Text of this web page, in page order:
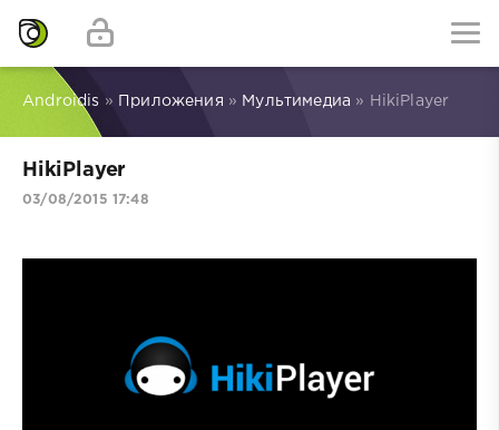
Androidis » Приложения » Мультимедиа » HikiPlayer
HikiPlayer
03/08/2015 17:48